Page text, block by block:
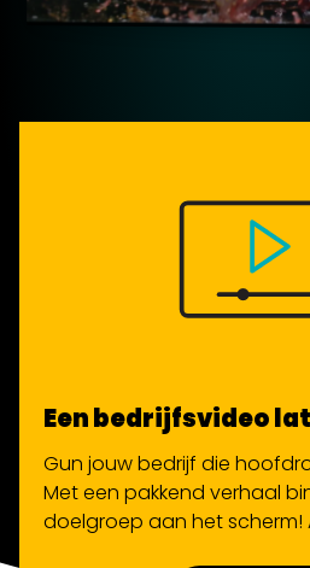
Een bedrijfsvideo
Gun jouw bedrijf die
Met een pakkend verhaal
doelgroep aan het scherm!